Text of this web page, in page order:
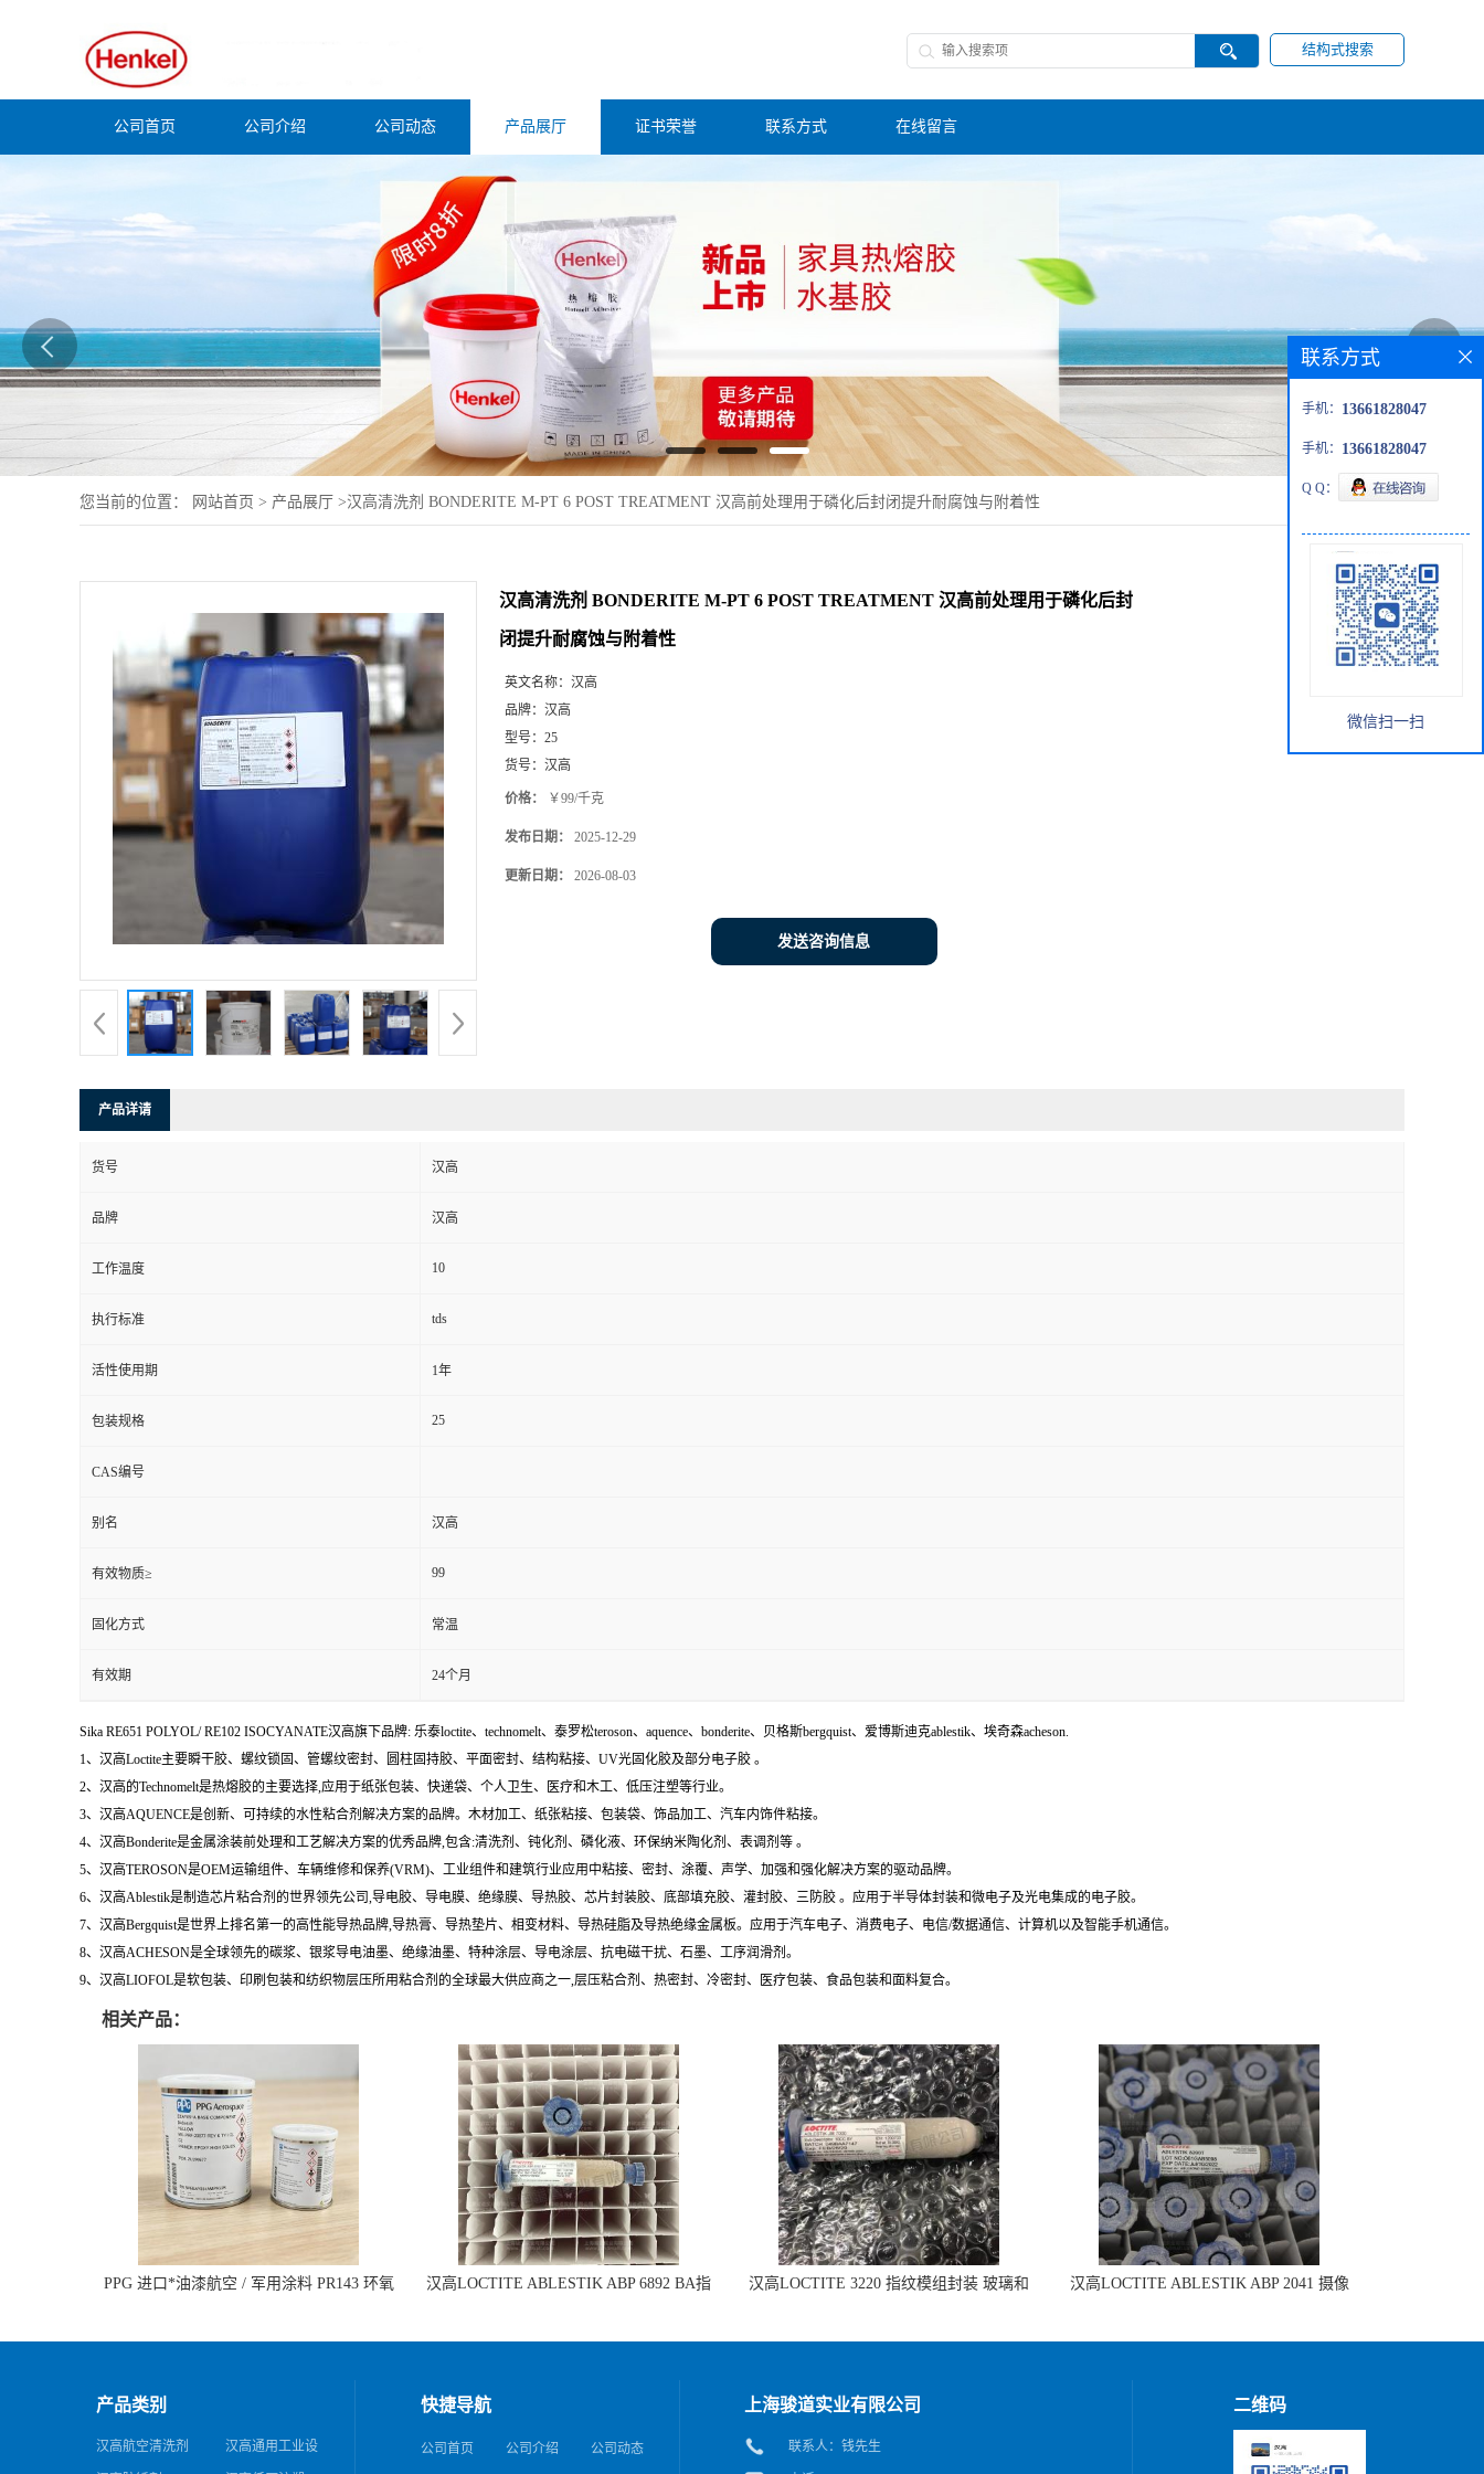
结构式搜索
公司首页 公司介绍 公司动态 产品展厅 证书荣誉 联系方式 在线留言
您当前的位置： 网站首页 > 产品展厅 >汉高清洗剂 BONDERITE M-PT 6 POST TREATMENT 汉高前处理用于磷化后封闭提升耐腐蚀与附着性
汉高清洗剂 BONDERITE M-PT 6 POST TREATMENT 汉高前处理用于磷化后封
闭提升耐腐蚀与附着性
英文名称： 汉高
品牌： 汉高
型号： 25
货号： 汉高
价格： ￥99/千克
发布日期： 2025-12-29
更新日期： 2026-08-03
发送咨询信息
产品详请
货号 汉高
品牌 汉高
工作温度 10
执行标准 tds
活性使用期 1年
包装规格 25
CAS编号
别名 汉高
有效物质≥ 99
固化方式 常温
有效期 24个月
Sika RE651 POLYOL/ RE102 ISOCYANATE汉高旗下品牌: 乐泰loctite、technomelt、泰罗松teroson、aquence、bonderite、贝格斯bergquist、爱博斯迪克ablestik、埃奇森acheson.
1、汉高Loctite主要瞬干胶、螺纹锁固、管螺纹密封、圆柱固持胶、平面密封、结构粘接、UV光固化胶及部分电子胶 。
2、汉高的Technomelt是热熔胶的主要选择,应用于纸张包装、快递袋、个人卫生、医疗和木工、低压注塑等行业。
3、汉高AQUENCE是创新、可持续的水性粘合剂解决方案的品牌。木材加工、纸张粘接、包装袋、饰品加工、汽车内饰件粘接。
4、汉高Bonderite是金属涂装前处理和工艺解决方案的优秀品牌,包含:清洗剂、钝化剂、磷化液、环保纳米陶化剂、表调剂等 。
5、汉高TEROSON是OEM运输组件、车辆维修和保养(VRM)、工业组件和建筑行业应用中粘接、密封、涂覆、声学、加强和强化解决方案的驱动品牌。
6、汉高Ablestik是制造芯片粘合剂的世界领先公司,导电胶、导电膜、绝缘膜、导热胶、芯片封装胶、底部填充胶、灌封胶、三防胶 。应用于半导体封装和微电子及光电集成的电子胶。
7、汉高Bergquist是世界上排名第一的高性能导热品牌,导热膏、导热垫片、相变材料、导热硅脂及导热绝缘金属板。应用于汽车电子、消费电子、电信/数据通信、计算机以及智能手机通信。
8、汉高ACHESON是全球领先的碳浆、银浆导电油墨、绝缘油墨、特种涂层、导电涂层、抗电磁干扰、石墨、工序润滑剂。
9、汉高LIOFOL是软包装、印刷包装和纺织物层压所用粘合剂的全球最大供应商之一,层压粘合剂、热密封、冷密封、医疗包装、食品包装和面料复合。
相关产品：
PPG 进口*油漆航空 / 军用涂料 PR143 环氧
汉高LOCTITE ABLESTIK ABP 6892 BA指
汉高LOCTITE 3220 指纹模组封装 玻璃和
汉高LOCTITE ABLESTIK ABP 2041 摄像
联系方式
手机： 13661828047
手机： 13661828047
Q Q：
微信扫一扫
产品类别
汉高航空清洗剂 汉高通用工业设
快捷导航
公司首页 公司介绍 公司动态
上海骏道实业有限公司
联系人：钱先生
二维码